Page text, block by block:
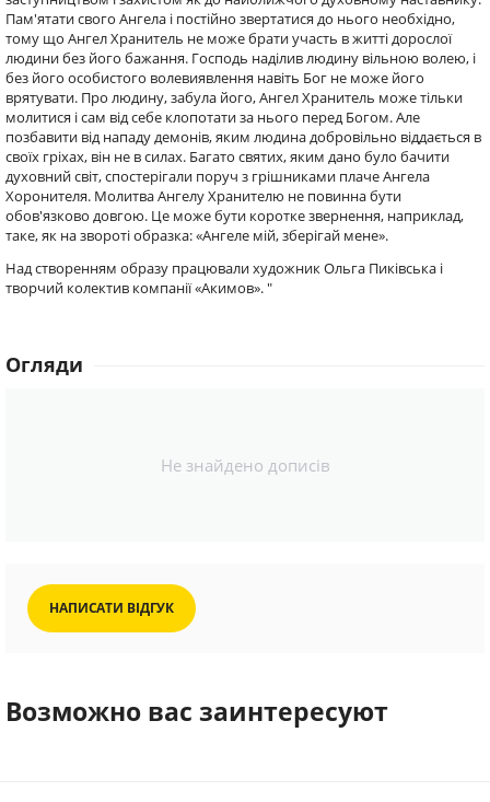
Пам'ятати свого Ангела і постійно звертатися до нього необхідно,
тому що Ангел Хранитель не може брати участь в житті дорослої
людини без його бажання. Господь наділив людину вільною волею, і
без його особистого волевиявлення навіть Бог не може його
врятувати. Про людину, забула його, Ангел Хранитель може тільки
молитися і сам від себе клопотати за нього перед Богом. Але
позбавити від нападу демонів, яким людина добровільно віддається в
своїх гріхах, він не в силах. Багато святих, яким дано було бачити
духовний світ, спостерігали поруч з грішниками плаче Ангела
Хоронителя. Молитва Ангелу Хранителю не повинна бути
обов'язково довгою. Це може бути коротке звернення, наприклад,
таке, як на звороті образка: «Ангеле мій, зберігай мене».
Над створенням образу працювали художник Ольга Пиківська і
творчий колектив компанії «Акимов». "
Огляди
Не знайдено дописів
НАПИСАТИ ВІДГУК
Возможно вас заинтересуют